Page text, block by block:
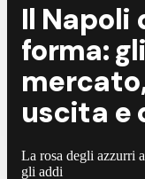
Il Napoli
forma:
uscita e
La rosa degli azzurri
gli addi